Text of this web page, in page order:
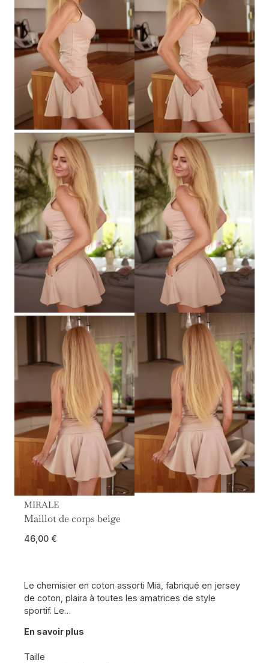
MIRALE
Maillot de corps beige
46,00 €
Le chemisier en coton assorti Mia, fabriqué en jersey
de coton, plaira à toutes les amatrices de style
sportif. Le…
En savoir plus
Taille